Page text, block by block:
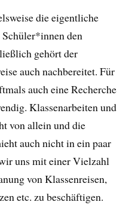
die eigentliche
den
gehört der
auch nachbereitet. Für
auch eine Recherche
Klassenarbeiten und
von allein und die
auch nicht in ein paar
uns mit einer Vielzahl
von Klassenreisen,
etc. zu beschäftigen.